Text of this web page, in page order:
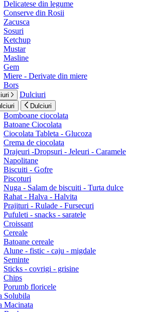
Delicatese din legume
Conserve din Rosii
Zacusca
Sosuri
Ketchup
Mustar
Masline
Gem
Miere - Derivate din miere
Bors
Dulciuri
Dulciuri
Bomboane ciocolata
Batoane Ciocolata
Ciocolata Tableta - Glucoza
Crema de ciocolata
Drajeuri -Dropsuri - Jeleuri - Caramele
Napolitane
Biscuiti - Gofre
Piscoturi
Nuga - Salam de biscuiti - Turta dulce
Rahat - Halva - Halvita
Prajituri - Rulade - Fursecuri
Pufuleti - snacks - saratele
Croissant
Cereale
Batoane cereale
Alune - fistic - caju - migdale
Seminte
Sticks - covrigi - grisine
Chips
Porumb floricele
Solubila
Macinata